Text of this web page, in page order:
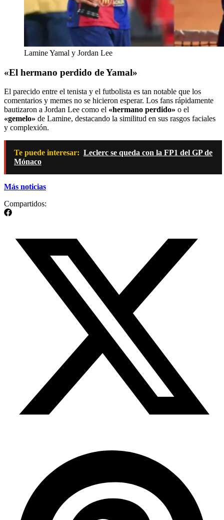
Lamine Yamal y Jordan Lee
«El hermano perdido de Yamal»
El parecido entre el tenista y el futbolista es tan notable que los
comentarios y memes no se hicieron esperar. Los fans rápidamente
bautizaron a Jordan Lee como el «hermano perdido» o el
«gemelo» de Lamine, destacando la similitud en sus rasgos faciales
y complexión.
Te puede interesar: Leclerc se queda con la FP1 del GP de
Mónaco
Más noticias
Compartidos: